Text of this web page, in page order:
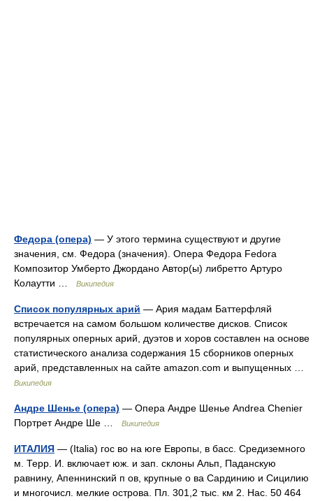
Федора (опера) — У этого термина существуют и другие
значения, см. Федора (значения). Опера Федора Fedora
Композитор Умберто Джордано Автор(ы) либретто Артуро
Колаутти …
Википедия
Список популярных арий — Ария мадам Баттерфляй
встречается на самом большом количестве дисков. Список
популярных оперных арий, дуэтов и хоров составлен на основе
статистического анализа содержания 15 сборников оперных
арий, представленных на сайте amazon.com и выпущенных …
Википедия
Андре Шенье (опера) — Опера Андре Шенье Andrea Chenier
Портрет Андре Ше …
Википедия
ИТАЛИЯ — (Italia) гос во на юге Европы, в басс. Средиземного
м. Терр. И. включает юж. и зап. склоны Альп, Паданскую
равнину, Апеннинский п ов, крупные о ва Сардинию и Сицилию
и многочисл. мелкие острова. Пл. 301,2 тыс. км 2. Нас. 50 464